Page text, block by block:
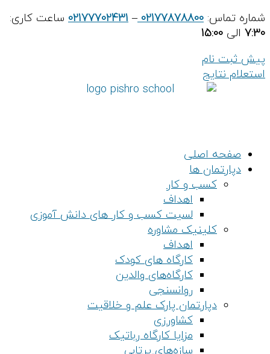
پرش
به
شماره تماس: 02177878800
–
02177702431 ساعت کاری:
7:30 الی 15:00
پیش ثبت نام
استعلام نتایج
صفحه اصلی
دپارتمان ها
کسب و کار
اهداف
لسیت کسب و کار های دانش آموزی
کلینیک مشاوره
اهداف
کارگاه های کودک
کارگاه‌های والدین
روانسنجی
دپارتمان پارک علم و خلاقیت
کشاورزی
مزایا کارگاه رباتیک
سازه‌های پرتابی